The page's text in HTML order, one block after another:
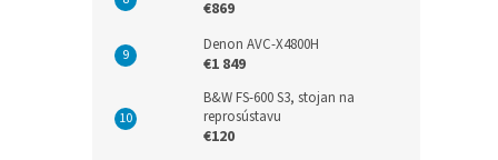
€869
Denon AVC-X4800H
€1 849
B&W FS-600 S3, stojan na
reprosústavu
€120